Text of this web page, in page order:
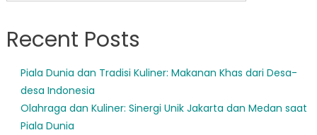
Recent Posts
Piala Dunia dan Tradisi Kuliner: Makanan Khas dari Desa-
desa Indonesia
Olahraga dan Kuliner: Sinergi Unik Jakarta dan Medan saat
Piala Dunia